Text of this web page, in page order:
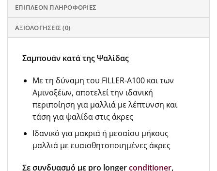
ΕΠΙΠΛΈΟΝ ΠΛΗΡΟΦΟΡΊΕΣ
ΑΞΙΟΛΟΓΉΣΕΙΣ (0)
Σαμπουάν κατά της Ψαλίδας
Mε τη δύναμη του FILLER-A100 και των
Αμινοξέων, αποτελεί την ιδανική
περιποίηση για μαλλιά με λέπτυνση και
τάση για ψαλίδα στις άκρες
Ιδανικό για μακριά ή μεσαίου μήκους
μαλλιά με ευαισθητοποιημένες άκρες
Σε συνδυασμό με pro longerconditioner,